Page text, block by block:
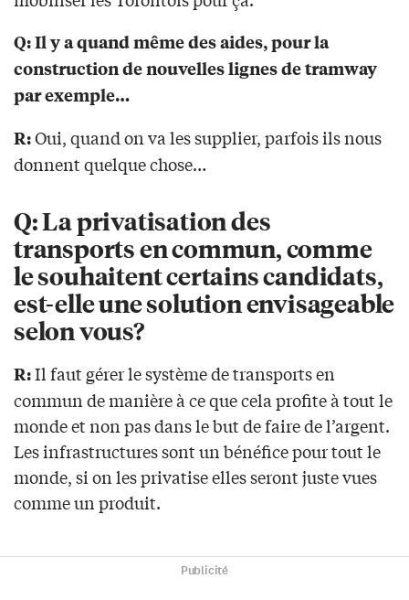
Q: Il y a quand même des aides, pour la
construction de nouvelles lignes de tramway
par exemple…
R:Oui, quand on va les supplier, parfois ils nous
donnent quelque chose…
Q: La privatisation des
transports en commun, comme
le souhaitent certains candidats,
est-elle une solution envisageable
selon vous?
R:Il faut gérer le système de transports en
commun de manière à ce que cela profite à tout le
monde et non pas dans le but de faire de l’argent.
Les infrastructures sont un bénéfice pour tout le
monde, si on les privatise elles seront juste vues
comme un produit.
Publicité